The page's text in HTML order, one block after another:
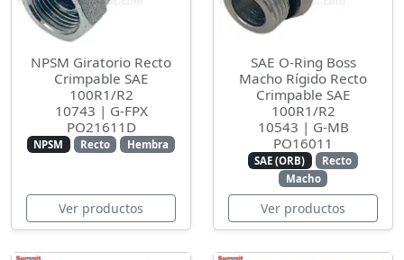
NPSM Giratorio Recto
Crimpable SAE
100R1/R2
10743 | G-FPX
PO21611D
NPSM Recto Hembra
Ver productos
SAE O-Ring Boss
Macho Rígido Recto
Crimpable SAE
100R1/R2
10543 | G-MB
PO16011
SAE (ORB)
Recto
Macho
Ver productos